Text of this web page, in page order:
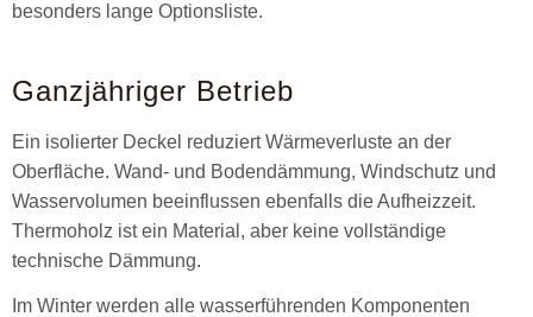
besonders lange Optionsliste.
Ganzjähriger Betrieb
Ein isolierter Deckel reduziert Wärmeverluste an der
Oberfläche. Wand- und Bodendämmung, Windschutz und
Wasservolumen beeinflussen ebenfalls die Aufheizzeit.
Thermoholz ist ein Material, aber keine vollständige
technische Dämmung.
Im Winter werden alle wasserführenden Komponenten